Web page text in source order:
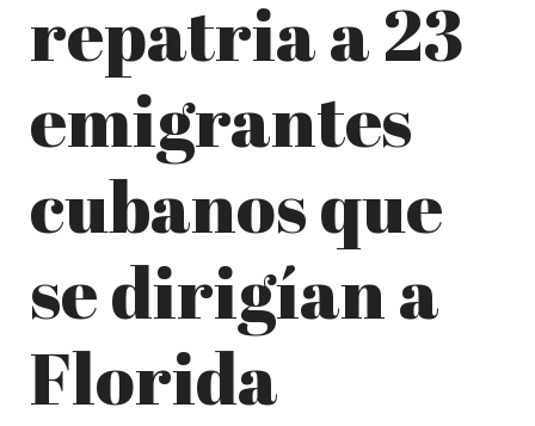
repatria a 23
emigrantes
cubanos que
se dirigían a
Florida